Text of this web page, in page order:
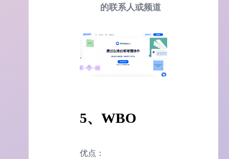
的联系人或频道
5、WBO
优点：